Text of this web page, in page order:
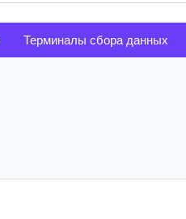
Терминалы сбора данных